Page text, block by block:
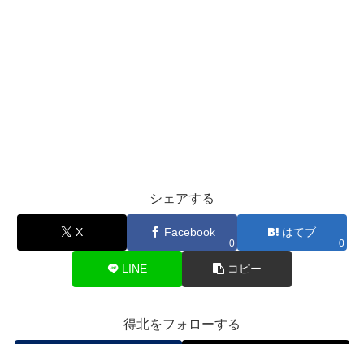
シェアする
X Facebook
0
はてブ
0
LINE コピー
得北をフォローする